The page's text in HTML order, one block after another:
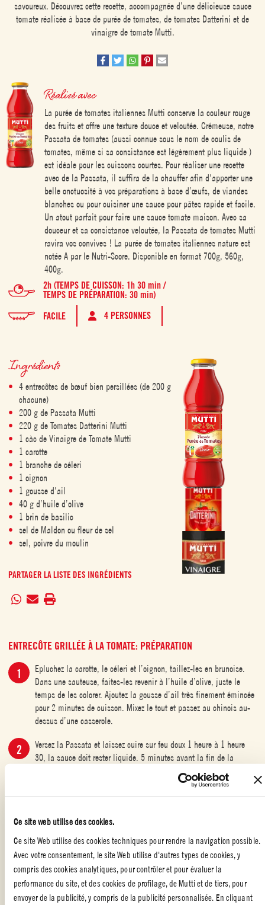
Ce site web utilise des cookies.
Ce site Web utilise des cookies techniques pour rendre la navigation possible.
Avec votre consentement, le site Web utilise d'autres types de cookies, y
compris des cookies analytiques, pour contrôler et pour évaluer la
performance du site, et des cookies de profilage, de Mutti et de tiers, pour
envoyer de la publicité, y compris de la publicité personnalisée. En cliquant
savoureux. Découvrez cette recette, accompagnée d’une délicieuse sauce
tomate réalisée à base de purée de tomates, de tomates Datterini et de
vinaigre de tomate Mutti.
Réalisé avec
La purée de tomates italiennes Mutti conserve la couleur rouge
des fruits et offre une texture douce et veloutée. Crémeuse, notre
Passata de tomates (aussi connue sous le nom de coulis de
tomates, même si sa consistance est légèrement plus liquide )
est idéale pour les cuissons courtes. Pour réaliser une recette
avec de la Passata, il suffira de la chauffer afin d'apporter une
belle onctuosité à vos préparations à base d’œufs, de viandes
blanches ou pour cuisiner une sauce pour pâtes rapide et facile.
Un atout parfait pour faire une sauce tomate maison. Avec sa
douceur et sa consistance veloutée, la Passata de tomates Mutti
ravira vos convives ! La purée de tomates italiennes nature est
notée A par le Nutri-Score. Disponible en format 700g, 560g,
400g.
2h (TEMPS DE CUISSON: 1h 30 min /
TEMPS DE PRÉPARATION: 30 min)
FACILE
4 PERSONNES
Ingrédients
4 entrecôtes de bœuf bien persillées (de 200 g
chacune)
200 g de Passata Mutti
220 g de Tomates Datterini Mutti
1 càc de Vinaigre de Tomate Mutti
1 carotte
1 branche de céleri
1 oignon
1 gousse d'ail
40 g d’huile d’olive
1 brin de basilic
sel de Maldon ou fleur de sel
sel, poivre du moulin
PARTAGER LA LISTE DES INGRÉDIENTS
ENTRECÔTE GRILLÉE À LA TOMATE: PRÉPARATION
Epluchez la carotte, le céleri et l’oignon, taillez-les en brunoise.
Dans une sauteuse, faites-les revenir à l’huile d’olive, juste le
temps de les colorer. Ajoutez la gousse d’ail très finement émincée
pour 2 minutes de cuisson. Mixez le tout et passez au chinois au-
dessus d’une casserole.
Versez la Passata et laissez cuire sur feu doux 1 heure à 1 heure
30, la sauce doit rester liquide. 5 minutes avant la fin de la
Tomate (son acidité donnera un contraste avec le gras de la
viande) et poivrez au moulin. Réservez au chaud.
Faites griller les entrecôtes saignantes, détaillez-les en tranches et
basilic effeuillé et parsemez la viande de sel de Maldon. Servez
aussitôt.